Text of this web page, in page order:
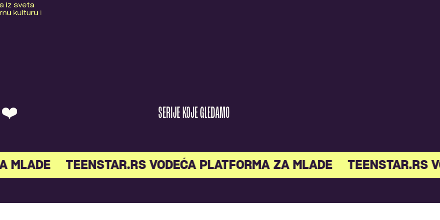
iz sveta
kulturu i
❤️ SERIJE KOJE GLEDAMO
MLADE TEENSTAR.RS VODEĆA PLATFORMA ZA MLADE TEENSTAR.RS